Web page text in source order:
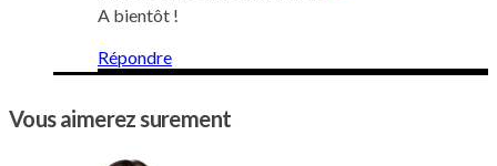
A bientôt !
Répondre
Vous aimerez surement